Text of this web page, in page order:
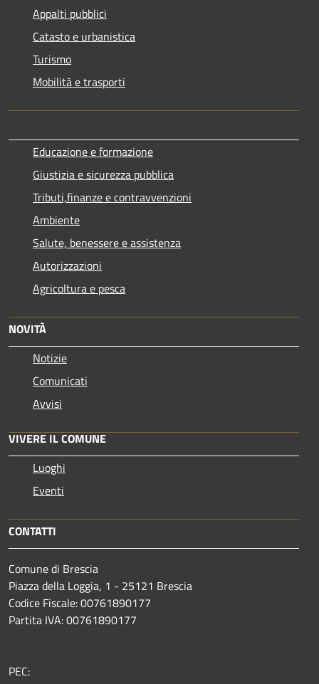
Appalti pubblici
Catasto e urbanistica
Turismo
Mobilità e trasporti
Educazione e formazione
Giustizia e sicurezza pubblica
Tributi,finanze e contravvenzioni
Ambiente
Salute, benessere e assistenza
Autorizzazioni
Agricoltura e pesca
NOVITÀ
Notizie
Comunicati
Avvisi
VIVERE IL COMUNE
Luoghi
Eventi
CONTATTI
Comune di Brescia
Piazza della Loggia, 1 - 25121 Brescia
Codice Fiscale: 00761890177
Partita IVA: 00761890177
PEC: